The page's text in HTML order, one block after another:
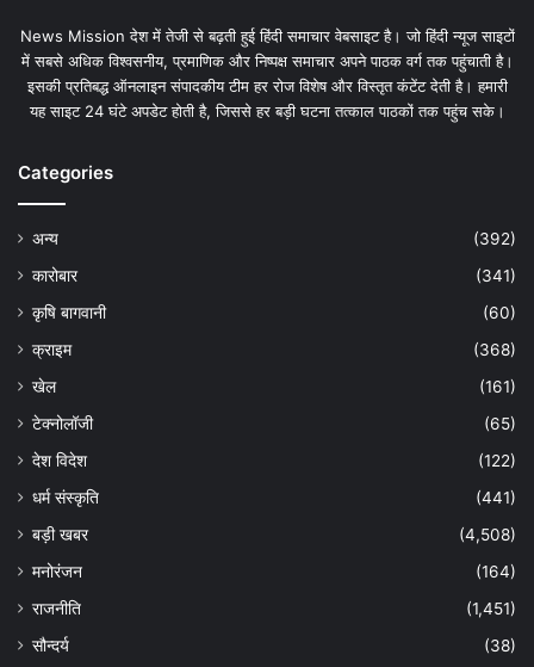
News Mission देश में तेजी से बढ़ती हुई हिंदी समाचार वेबसाइट है। जो हिंदी न्यूज साइटों
में सबसे अधिक विश्वसनीय, प्रमाणिक और निष्पक्ष समाचार अपने पाठक वर्ग तक पहुंचाती है।
इसकी प्रतिबद्ध ऑनलाइन संपादकीय टीम हर रोज विशेष और विस्तृत कंटेंट देती है। हमारी
यह साइट 24 घंटे अपडेट होती है, जिससे हर बड़ी घटना तत्काल पाठकों तक पहुंच सके।
Categories
अन्य
(392)
कारोबार
(341)
कृषि बागवानी
(60)
क्राइम
(368)
खेल
(161)
टेक्नोलॉजी
(65)
देश विदेश
(122)
धर्म संस्कृति
(441)
बड़ी खबर
(4,508)
मनोरंजन
(164)
राजनीति
(1,451)
सौन्दर्य
(38)